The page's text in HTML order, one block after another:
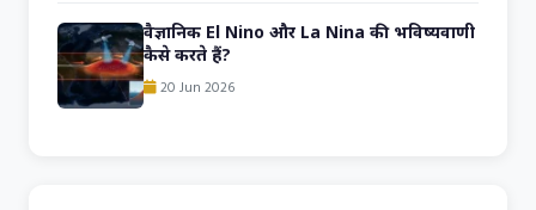
वैज्ञानिक El Nino और La Nina की भविष्यवाणी
कैसे करते हैं?
20 Jun 2026